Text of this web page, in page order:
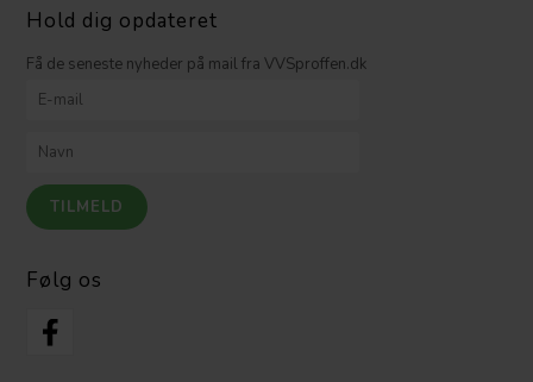
Hold dig opdateret
Få de seneste nyheder på mail fra VVSproffen.dk
Følg os